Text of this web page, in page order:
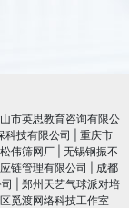
市英思教育咨询有限公
科技有限公司
重庆市
伟筛网厂
无锡钢振不
链管理有限公司
成都
郑州天艺气球派对培
觅渡网络科技工作室